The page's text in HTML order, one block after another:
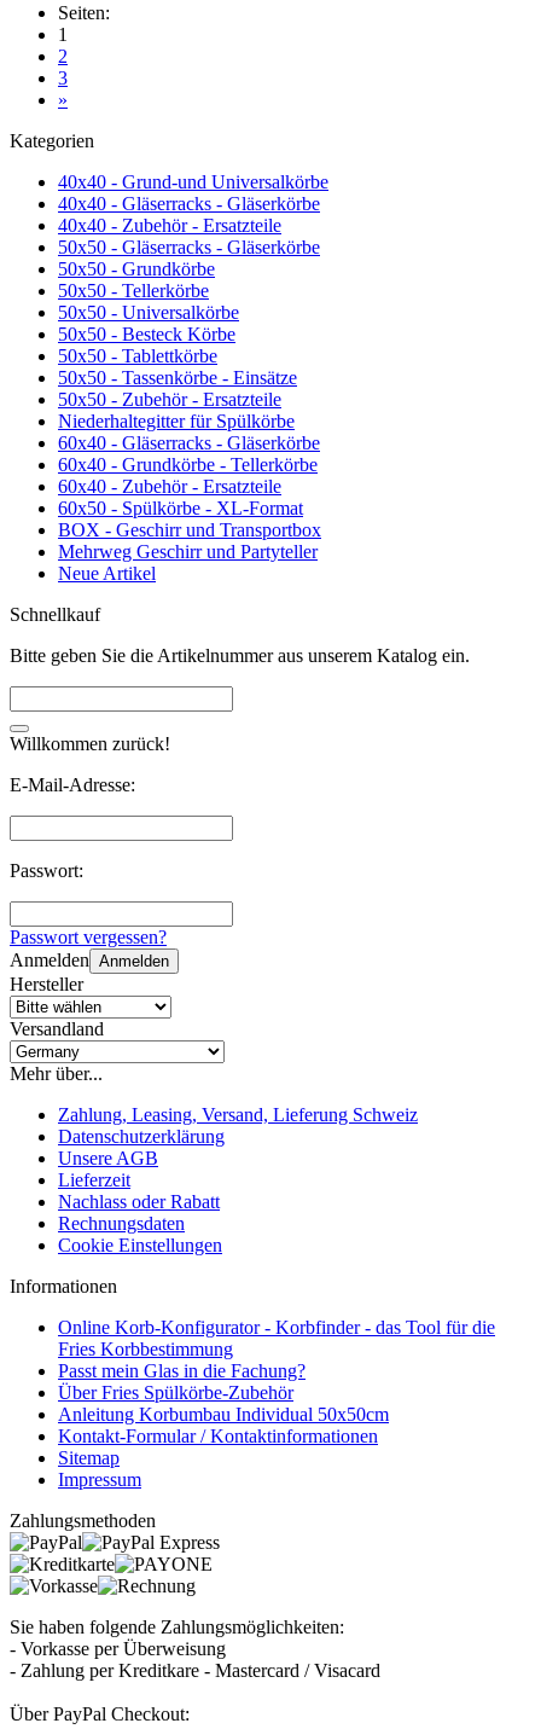
Seiten:
1
2
3
»
Kategorien
40x40 - Grund-und Universalkörbe
40x40 - Gläserracks - Gläserkörbe
40x40 - Zubehör - Ersatzteile
50x50 - Gläserracks - Gläserkörbe
50x50 - Grundkörbe
50x50 - Tellerkörbe
50x50 - Universalkörbe
50x50 - Besteck Körbe
50x50 - Tablettkörbe
50x50 - Tassenkörbe - Einsätze
50x50 - Zubehör - Ersatzteile
Niederhaltegitter für Spülkörbe
60x40 - Gläserracks - Gläserkörbe
60x40 - Grundkörbe - Tellerkörbe
60x40 - Zubehör - Ersatzteile
60x50 - Spülkörbe - XL-Format
BOX - Geschirr und Transportbox
Mehrweg Geschirr und Partyteller
Neue Artikel
Schnellkauf
Bitte geben Sie die Artikelnummer aus unserem Katalog ein.
Willkommen zurück!
E-Mail-Adresse:
Passwort:
Passwort vergessen?
Anmelden Anmelden
Hersteller
Versandland
Mehr über...
Zahlung, Leasing, Versand, Lieferung Schweiz
Datenschutzerklärung
Unsere AGB
Lieferzeit
Nachlass oder Rabatt
Rechnungsdaten
Cookie Einstellungen
Informationen
Online Korb-Konfigurator - Korbfinder - das Tool für die
Fries Korbbestimmung
Passt mein Glas in die Fachung?
Über Fries Spülkörbe-Zubehör
Anleitung Korbumbau Individual 50x50cm
Kontakt-Formular / Kontaktinformationen
Sitemap
Impressum
Zahlungsmethoden
Sie haben folgende Zahlungsmöglichkeiten:
- Vorkasse per Überweisung
- Zahlung per Kreditkare - Mastercard / Visacard
Über PayPal Checkout: